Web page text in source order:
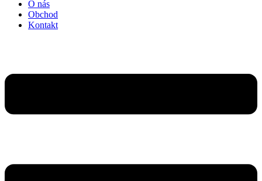
O nás
Obchod
Kontakt